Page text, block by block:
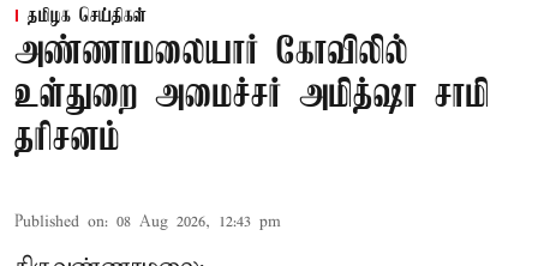
தமிழக செய்திகள்
அண்ணாமலையார் கோவிலில்
உள்துறை அமைச்சர் அமித்ஷா சாமி
தரிசனம்
Published on: 08 Aug 2026, 12:43 pm